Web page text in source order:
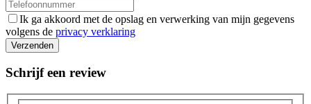
Ik ga akkoord met de opslag en verwerking van mijn gegevens
volgens de privacy verklaring
Verzenden
Schrijf een review